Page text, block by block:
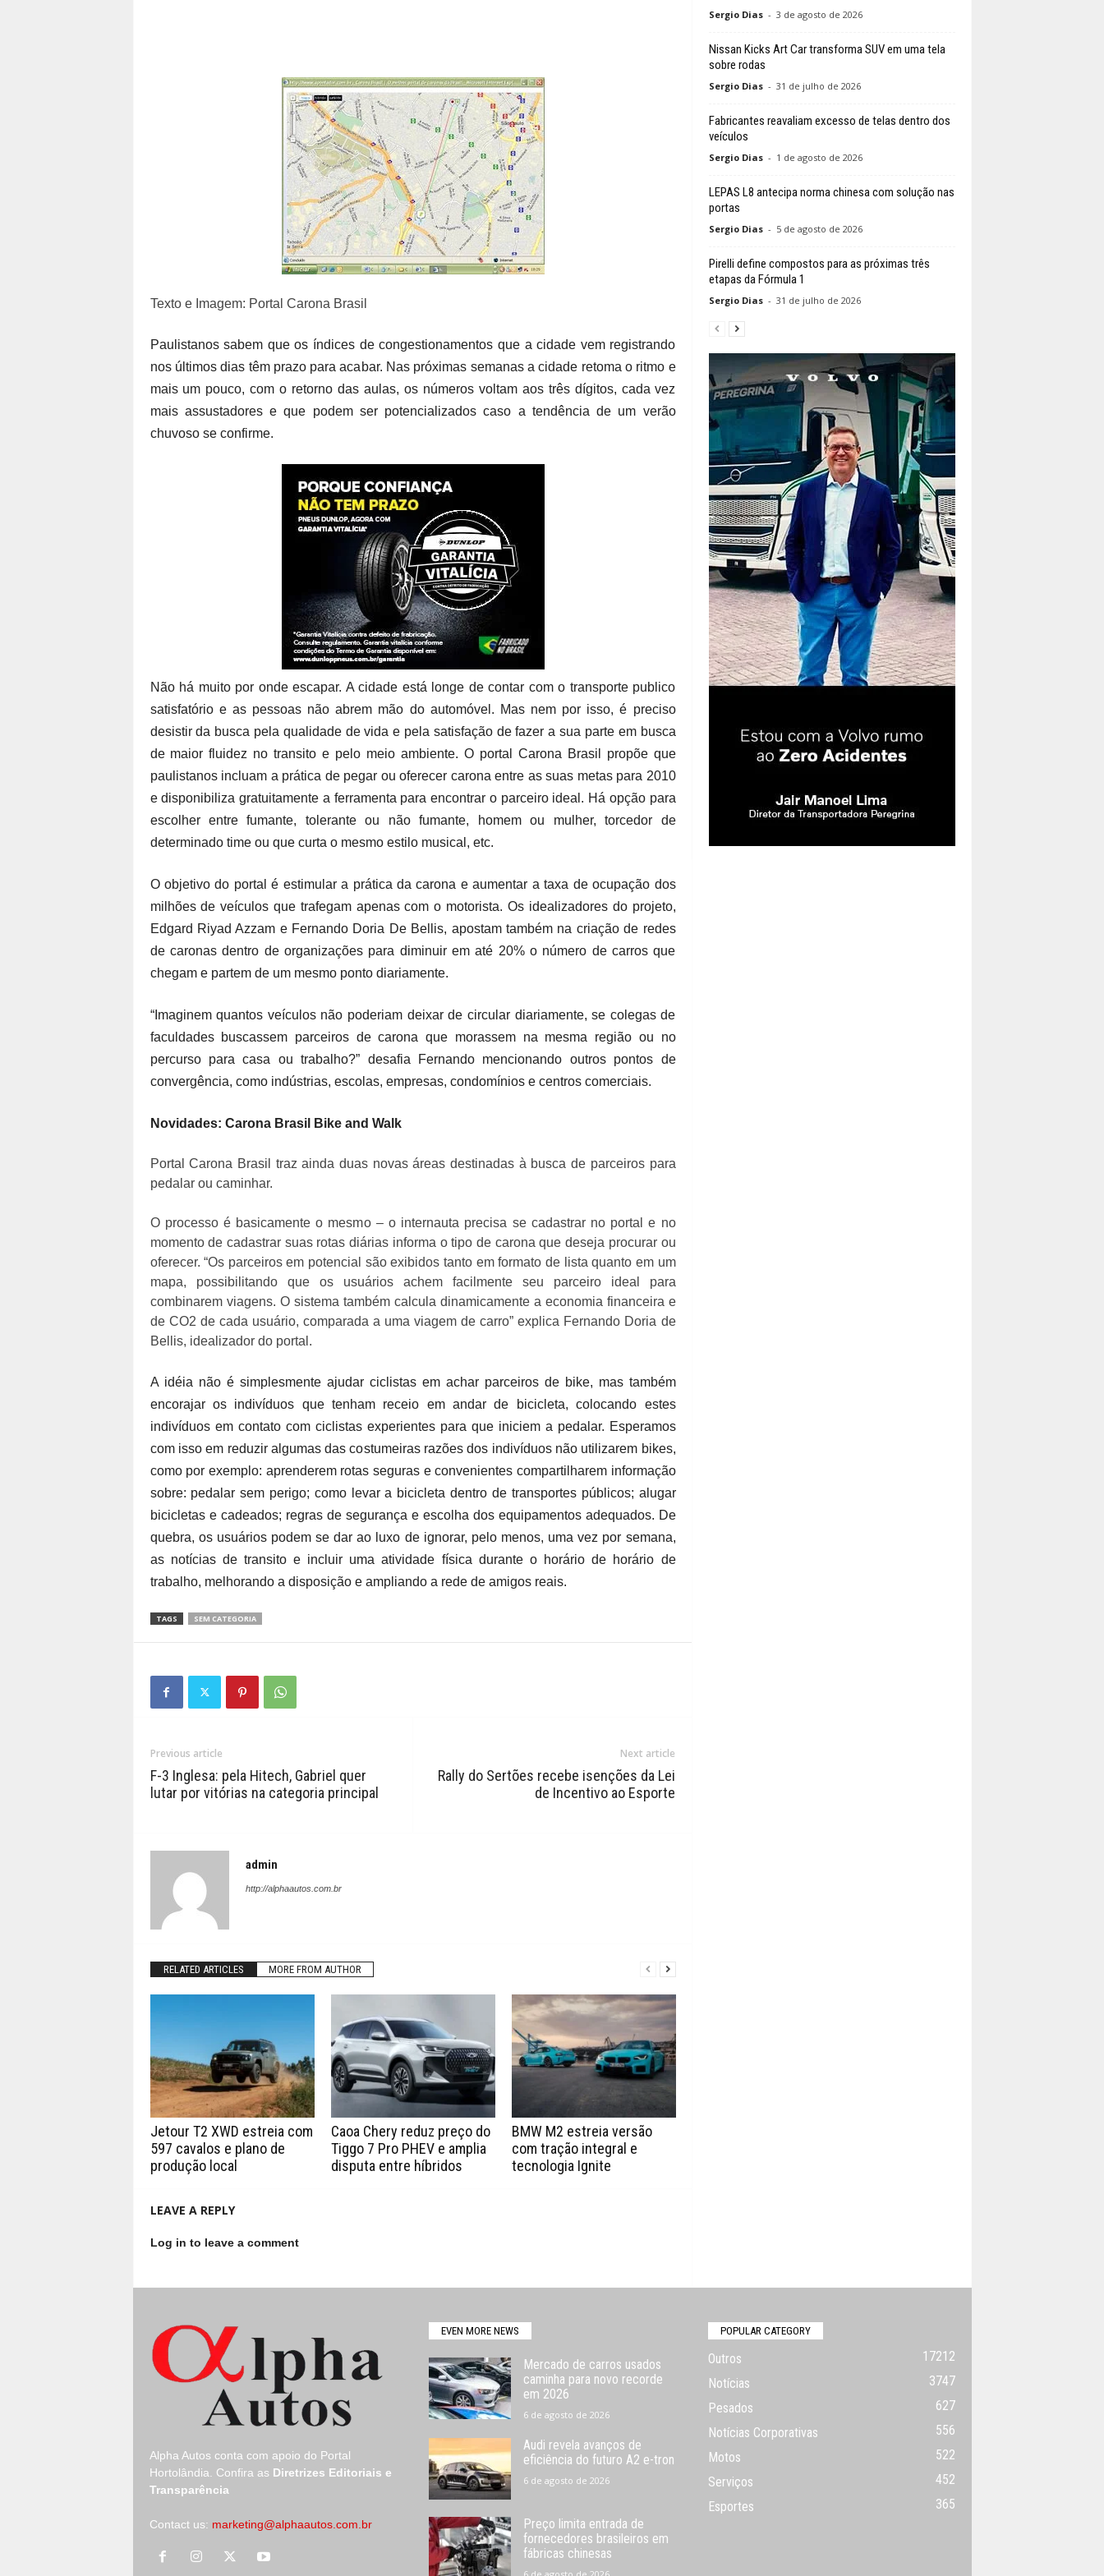
Texto e Imagem: Portal Carona Brasil
Paulistanos sabem que os índices de congestionamentos que a cidade vem registrando
nos últimos dias têm prazo para acabar. Nas próximas semanas a cidade retoma o ritmo e
mais um pouco, com o retorno das aulas, os números voltam aos três dígitos, cada vez
mais assustadores e que podem ser potencializados caso a tendência de um verão
chuvoso se confirme.
Não há muito por onde escapar. A cidade está longe de contar com o transporte publico
satisfatório e as pessoas não abrem mão do automóvel. Mas nem por isso, é preciso
desistir da busca pela qualidade de vida e pela satisfação de fazer a sua parte em busca
de maior fluidez no transito e pelo meio ambiente. O portal Carona Brasil propõe que
paulistanos incluam a prática de pegar ou oferecer carona entre as suas metas para 2010
e disponibiliza gratuitamente a ferramenta para encontrar o parceiro ideal. Há opção para
escolher entre fumante, tolerante ou não fumante, homem ou mulher, torcedor de
determinado time ou que curta o mesmo estilo musical, etc.
O objetivo do portal é estimular a prática da carona e aumentar a taxa de ocupação dos
milhões de veículos que trafegam apenas com o motorista. Os idealizadores do projeto,
Edgard Riyad Azzam e Fernando Doria De Bellis, apostam também na criação de redes
de caronas dentro de organizações para diminuir em até 20% o número de carros que
chegam e partem de um mesmo ponto diariamente.
“Imaginem quantos veículos não poderiam deixar de circular diariamente, se colegas de
faculdades buscassem parceiros de carona que morassem na mesma região ou no
percurso para casa ou trabalho?” desafia Fernando mencionando outros pontos de
convergência, como indústrias, escolas, empresas, condomínios e centros comerciais.
Novidades: Carona Brasil Bike and Walk
Portal Carona Brasil traz ainda duas novas áreas destinadas à busca de parceiros para
pedalar ou caminhar.
O processo é basicamente o mesmo – o internauta precisa se cadastrar no portal e no
momento de cadastrar suas rotas diárias informa o tipo de carona que deseja procurar ou
oferecer. “Os parceiros em potencial são exibidos tanto em formato de lista quanto em um
mapa, possibilitando que os usuários achem facilmente seu parceiro ideal para
combinarem viagens. O sistema também calcula dinamicamente a economia financeira e
de CO2 de cada usuário, comparada a uma viagem de carro” explica Fernando Doria de
Bellis, idealizador do portal.
A idéia não é simplesmente ajudar ciclistas em achar parceiros de bike, mas também
encorajar os indivíduos que tenham receio em andar de bicicleta, colocando estes
indivíduos em contato com ciclistas experientes para que iniciem a pedalar. Esperamos
com isso em reduzir algumas das costumeiras razões dos indivíduos não utilizarem bikes,
como por exemplo: aprenderem rotas seguras e convenientes compartilharem informação
sobre: pedalar sem perigo; como levar a bicicleta dentro de transportes públicos; alugar
bicicletas e cadeados; regras de segurança e escolha dos equipamentos adequados. De
quebra, os usuários podem se dar ao luxo de ignorar, pelo menos, uma vez por semana,
as notícias de transito e incluir uma atividade física durante o horário de horário de
trabalho, melhorando a disposição e ampliando a rede de amigos reais.
TAGS SEM CATEGORIA
Previous article
F-3 Inglesa: pela Hitech, Gabriel quer
lutar por vitórias na categoria principal
Next article
Rally do Sertões recebe isenções da Lei
de Incentivo ao Esporte
admin
http://alphaautos.com.br
RELATED ARTICLES MORE FROM AUTHOR
Jetour T2 XWD estreia com
597 cavalos e plano de
produção local
Caoa Chery reduz preço do
Tiggo 7 Pro PHEV e amplia
disputa entre híbridos
BMW M2 estreia versão
com tração integral e
tecnologia Ignite
LEAVE A REPLY
Log in to leave a comment
Sergio Dias - 3 de agosto de 2026
Nissan Kicks Art Car transforma SUV em uma tela
sobre rodas
Sergio Dias - 31 de julho de 2026
Fabricantes reavaliam excesso de telas dentro dos
veículos
Sergio Dias - 1 de agosto de 2026
LEPAS L8 antecipa norma chinesa com solução nas
portas
Sergio Dias - 5 de agosto de 2026
Pirelli define compostos para as próximas três
etapas da Fórmula 1
Sergio Dias - 31 de julho de 2026
Alpha Autos conta com apoio do Portal
Hortolândia.
Confira as Diretrizes Editoriais e
Transparência
Contact us: marketing@alphaautos.com.br
EVEN MORE NEWS
Mercado de carros usados
caminha para novo recorde
em 2026
6 de agosto de 2026
Audi revela avanços de
eficiência do futuro A2 e-tron
6 de agosto de 2026
Preço limita entrada de
fornecedores brasileiros em
fábricas chinesas
POPULAR CATEGORY
Outros
17212
Notícias
3747
Pesados
627
Notícias Corporativas
556
Motos
522
Serviços
452
Esportes
365